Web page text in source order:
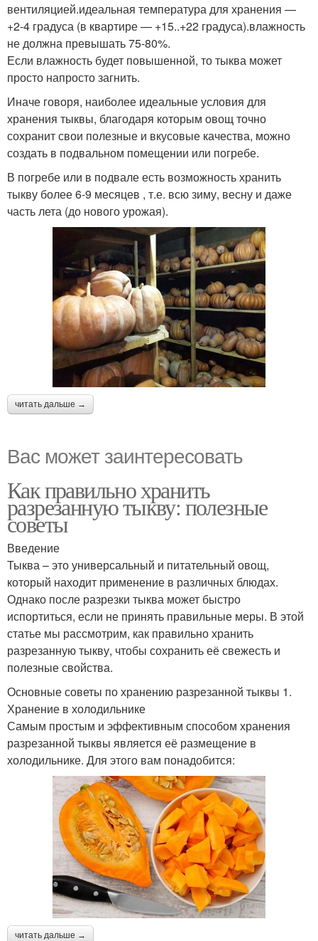
вентиляцией.идеальная температура для хранения —
+2-4 градуса (в квартире — +15..+22 градуса).влажность
не должна превышать 75-80%.
Если влажность будет повышенной, то тыква может
просто напросто загнить.
Иначе говоря, наиболее идеальные условия для
хранения тыквы, благодаря которым овощ точно
сохранит свои полезные и вкусовые качества, можно
создать в подвальном помещении или погребе.
В погребе или в подвале есть возможность хранить
тыкву более 6-9 месяцев , т.е. всю зиму, весну и даже
часть лета (до нового урожая).
читать дальше →
Вас может заинтересовать
Как правильно хранить
разрезанную тыкву: полезные
советы
Введение
Тыква – это универсальный и питательный овощ,
который находит применение в различных блюдах.
Однако после разрезки тыква может быстро
испортиться, если не принять правильные меры. В этой
статье мы рассмотрим, как правильно хранить
разрезанную тыкву, чтобы сохранить её свежесть и
полезные свойства.
Основные советы по хранению разрезанной тыквы 1.
Хранение в холодильнике
Самым простым и эффективным способом хранения
разрезанной тыквы является её размещение в
холодильнике. Для этого вам понадобится:
читать дальше →